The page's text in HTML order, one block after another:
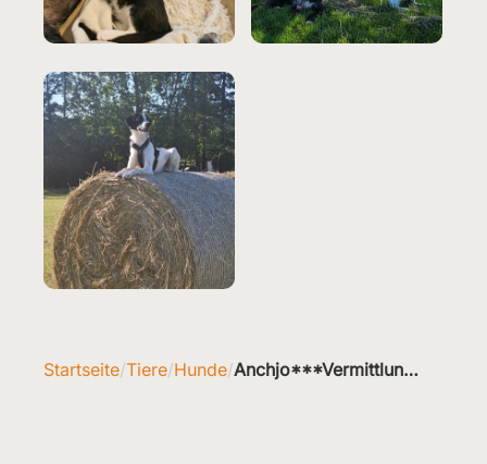
Startseite/Tiere/Hunde/ Anchjo***Vermittlungshilfe